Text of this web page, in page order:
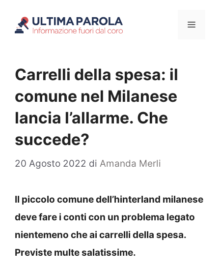
Menu
Carrelli della spesa: il
comune nel Milanese
lancia l’allarme. Che
succede?
20 Agosto 2022 di Amanda Merli
Il piccolo comune dell’hinterland milanese
deve fare i conti con un problema legato
nientemeno che ai carrelli della spesa.
Previste multe salatissime.